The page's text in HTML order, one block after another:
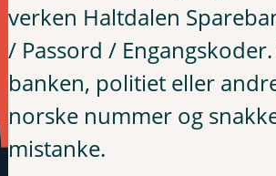
verken Haltdalen
/ Passord /
banken, politiet eller
norske nummer og
mistanke.